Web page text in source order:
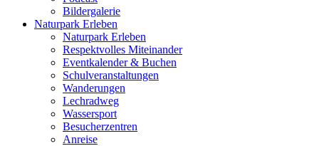
Bildergalerie
Naturpark Erleben
Naturpark Erleben
Respektvolles Miteinander
Eventkalender & Buchen
Schulveranstaltungen
Wanderungen
Lechradweg
Wassersport
Besucherzentren
Anreise